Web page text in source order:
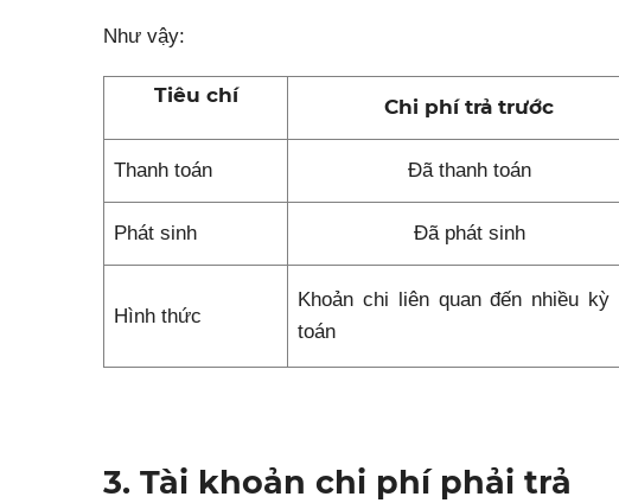
Như vậy:
Tiêu chí Chi phí trả trước
Thanh toán Đã thanh toán
Phát sinh Đã phát sinh
Hình thức
Khoản chi liên quan đến nhiều kỳ
toán
3. Tài khoản chi phí phải trả